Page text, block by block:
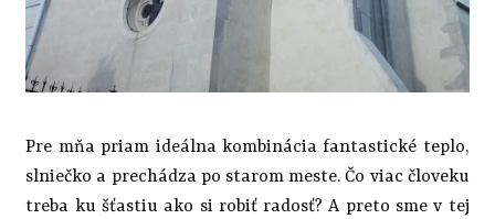
Pre mňa priam ideálna kombinácia fantastické teplo,
slniečko a prechádza po starom meste. Čo viac človeku
treba ku šťastiu ako si robiť radosť? A preto sme v tej